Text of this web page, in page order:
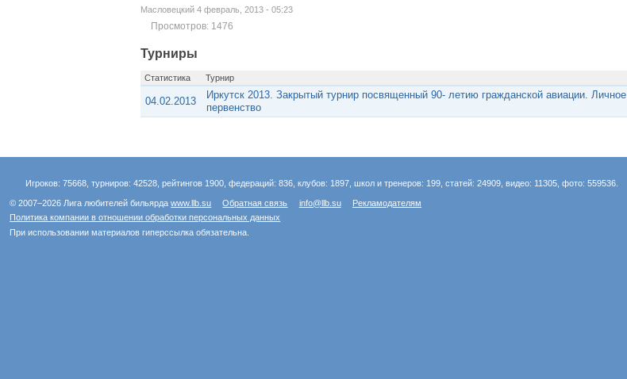
Масловецкий 4 февраль, 2013 - 05:23
Просмотров: 1476
Турниры
Статистика Турнир
04.02.2013
Иркутск 2013. Закрытый турнир посвященный 90- летию гражданской авиации. Личное
первенство
Игроков: 75668, турниров: 42528, рейтингов 1900, федераций: 836, клубов: 1897, школ и тренеров: 199, статей: 24909, видео: 11305, фото: 559536.
© 2007–2026 Лига любителей бильярдаwww.llb.su Обратная связь info@llb.su
Рекламодателям
Политика компании в отношении обработки персональных данных
При использовании материалов гиперссылка обязательна.